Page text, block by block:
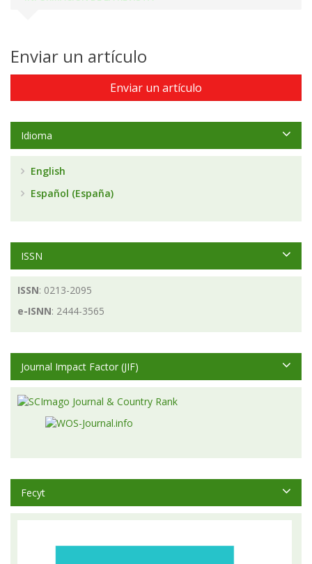
Enviar un artículo
Enviar un artículo
Idioma
English
Español (España)
ISSN
ISSN: 0213-2095
e-ISNN: 2444-3565
Journal Impact Factor (JIF)
Fecyt